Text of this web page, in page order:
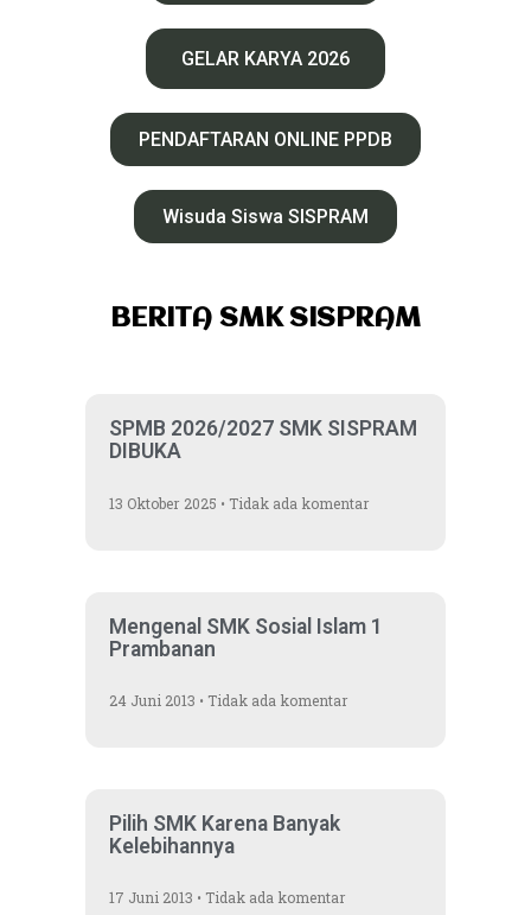
GELAR KARYA 2026
PENDAFTARAN ONLINE PPDB
Wisuda Siswa SISPRAM
BERITA SMK SISPRAM
SPMB 2026/2027 SMK SISPRAM
DIBUKA
13 Oktober 2025 Tidak ada komentar
Mengenal SMK Sosial Islam 1
Prambanan
24 Juni 2013 Tidak ada komentar
Pilih SMK Karena Banyak
Kelebihannya
17 Juni 2013 Tidak ada komentar